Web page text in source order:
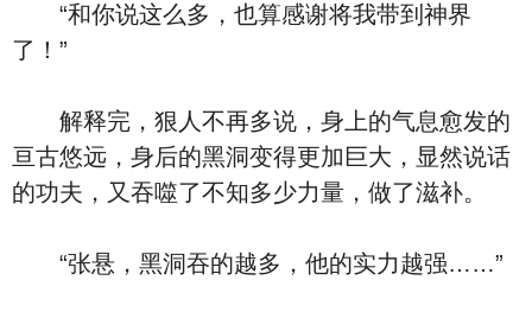
“和你说这么多，也算感谢将我带到神界
了！”
解释完，狠人不再多说，身上的气息愈发的
亘古悠远，身后的黑洞变得更加巨大，显然说话
的功夫，又吞噬了不知多少力量，做了滋补。
“张悬，黑洞吞的越多，他的实力越强……”